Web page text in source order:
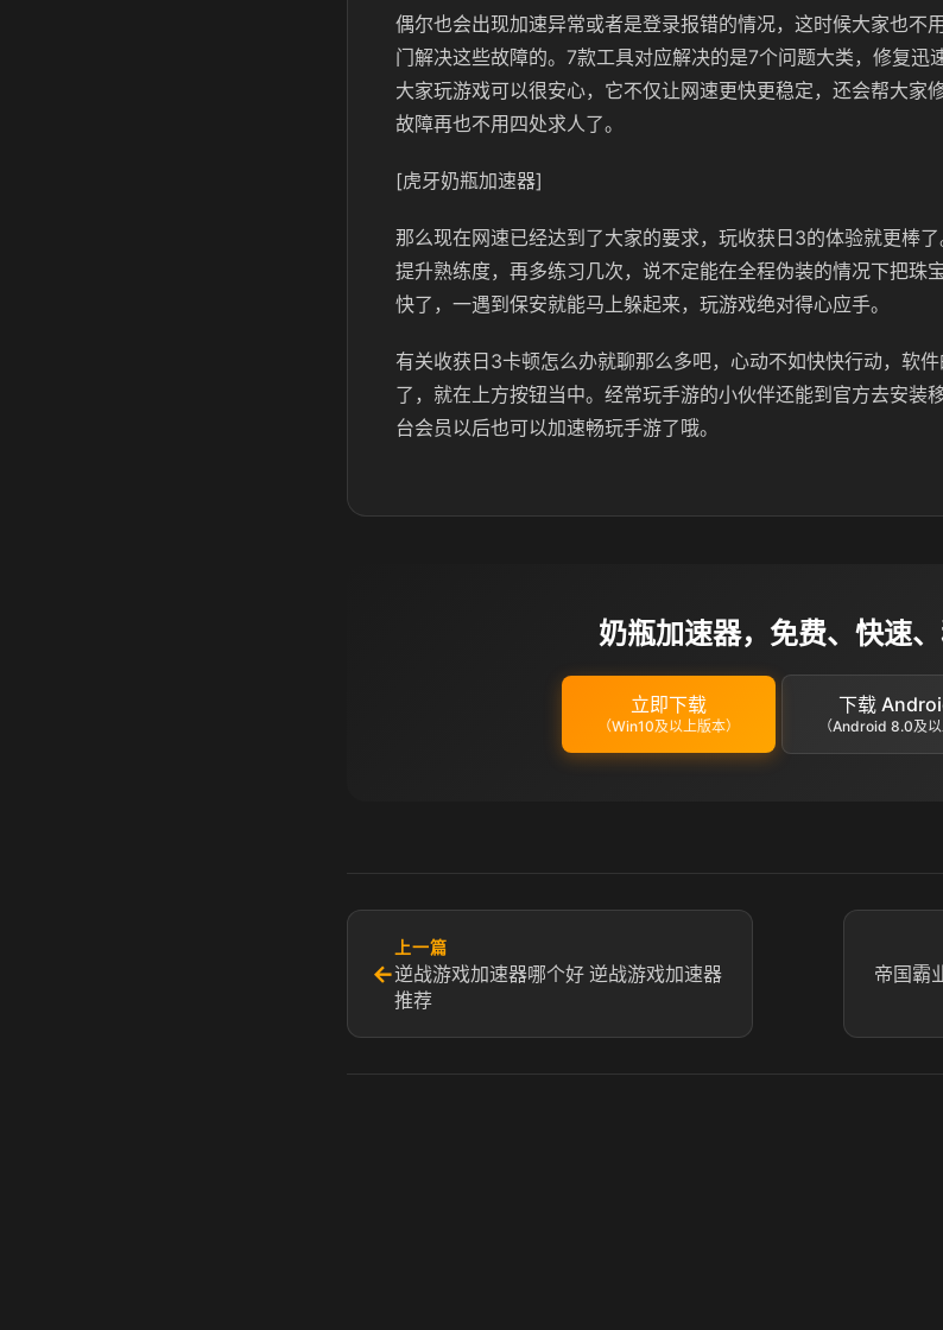
偶尔也会出现加速异常或者是登录报错的情况，这时候大家也不
门解决这些故障的。7款工具对应解决的是7个问题大类，修复迅
大家玩游戏可以很安心，它不仅让网速更快更稳定，还会帮大家
故障再也不用四处求人了。
[虎牙奶瓶加速器]
那么现在网速已经达到了大家的要求，玩收获日3的体验就更棒
提升熟练度，再多练习几次，说不定能在全程伪装的情况下把珠
快了，一遇到保安就能马上躲起来，玩游戏绝对得心应手。
有关收获日3卡顿怎么办就聊那么多吧，心动不如快快行动，软
了，就在上方按钮当中。经常玩手游的小伙伴还能到官方去安装
台会员以后也可以加速畅玩手游了哦。
奶瓶加速器，免费、快速
立即下载
（Win10及以上版本）
下载
（Android 8.0及以
←
上一篇
逆战游戏加速器哪个好 逆战游戏加速器
推荐
帝国霸